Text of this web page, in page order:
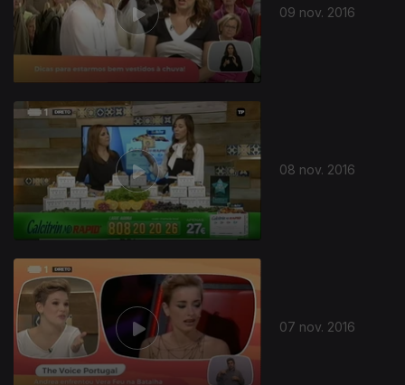
09 nov. 2016
08 nov. 2016
07 nov. 2016